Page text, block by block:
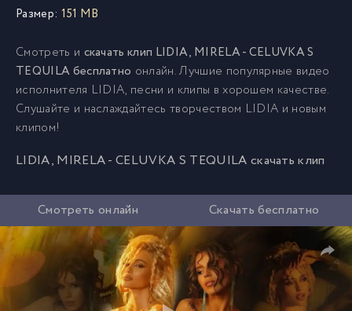
Размер: 151 MB
Смотреть и скачать клип LIDIA, MIRELA - CELUVKA S
TEQUILA бесплатно онлайн. Лучшие популярные видео
исполнителя LIDIA, песни и клипы в хорошем качестве.
Слушайте и наслаждайтесь творчеством LIDIA и новым
клипом!
LIDIA, MIRELA - CELUVKA S TEQUILA скачать клип
Смотреть онлайн Скачать бесплатно